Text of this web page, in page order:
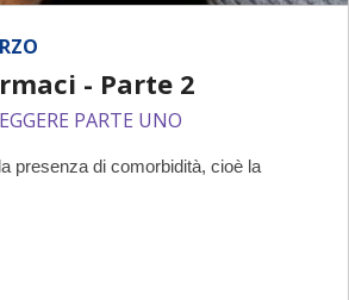
- Parte 2
PARTE UNO
presenza di comorbidità, cioè la